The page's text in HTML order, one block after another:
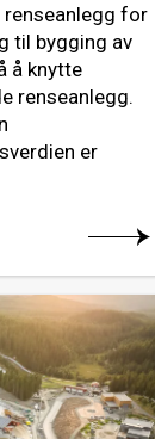
renseanlegg for
til bygging av
å knytte
renseanlegg.
er